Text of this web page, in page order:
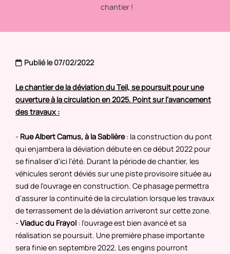
chantier !
Publié le 07/02/2022
Le chantier de la déviation du Teil, se poursuit pour une
ouverture à la circulation en 2025. Point sur l’avancement
des travaux :
- Rue Albert Camus, à la Sablière: la construction du pont
qui enjambera la déviation débute en ce début 2022 pour
se finaliser d'ici l'été. Durant la période de chantier, les
véhicules seront déviés sur une piste provisoire située au
sud de l'ouvrage en construction. Ce phasage permettra
d'assurer la continuité de la circulation lorsque les travaux
de terrassement de la déviation arriveront sur cette zone.
-Viaduc du Frayol : l'ouvrage est bien avancé et sa
réalisation se poursuit. Une première phase importante
sera finie en septembre 2022. Les engins pourront